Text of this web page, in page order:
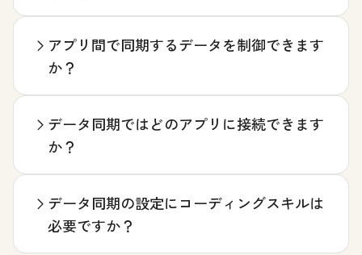
アプリ間で同期するデータを制御できます
か？
データ同期ではどのアプリに接続できます
か？
データ同期の設定にコーディングスキルは
必要ですか？